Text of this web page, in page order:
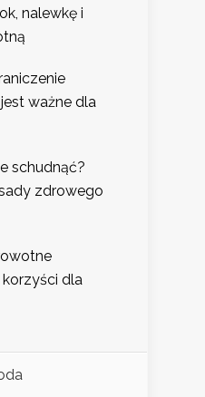
nalewkę i
ważne dla
schudnąć?
zdrowego
korzyści dla